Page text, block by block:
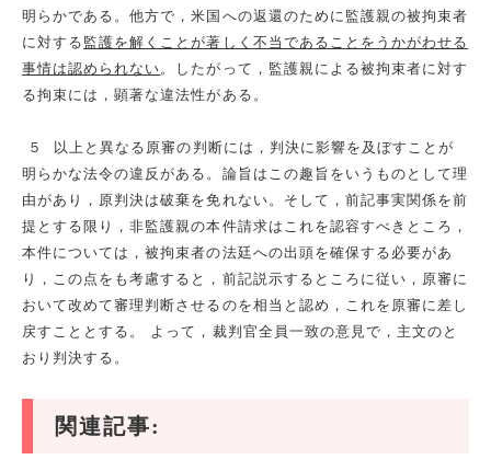
明らかである。他方で，米国への返還のために監護親の被拘束者
に対する 監護を解くことが著しく不当であることをうかがわせる
事情は認められない 。したがって，監護親による被拘束者に対す
る拘束には，顕著な違法性がある。
５ 以上と異なる原審の判断には，判決に影響を及ぼすことが
明らかな法令の違反がある。論旨はこの趣旨をいうものとして理
由があり，原判決は破棄を免れない。そして，前記事実関係を前
提とする限り，非監護親の本件請求はこれを認容すべきところ，
本件については，被拘束者の法廷への出頭を確保する必要があ
り，この点をも考慮すると，前記説示するところに従い，原審に
おいて改めて審理判断させるのを相当と認め，これを原審に差し
戻すこととする。 よって，裁判官全員一致の意見で，主文のと
おり判決する。
関連記事: